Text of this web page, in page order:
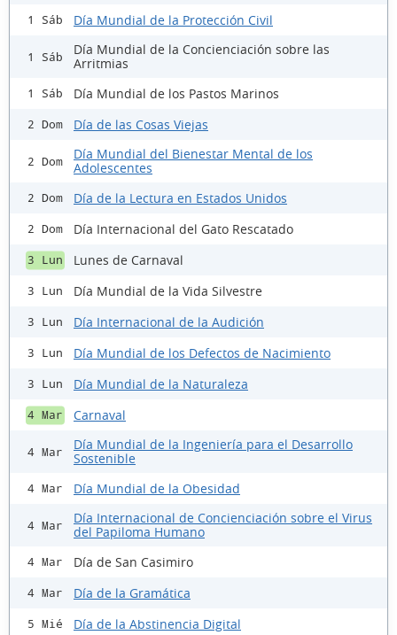
1 Sáb Día Mundial de la Protección Civil
1 Sáb
Día Mundial de la Concienciación sobre las
Arritmias
1 Sáb Día Mundial de los Pastos Marinos
2 Dom Día de las Cosas Viejas
2 Dom
Día Mundial del Bienestar Mental de los
Adolescentes
2 Dom Día de la Lectura en Estados Unidos
2 Dom Día Internacional del Gato Rescatado
3 Lun Lunes de Carnaval
3 Lun Día Mundial de la Vida Silvestre
3 Lun Día Internacional de la Audición
3 Lun Día Mundial de los Defectos de Nacimiento
3 Lun Día Mundial de la Naturaleza
4 Mar Carnaval
4 Mar
Día Mundial de la Ingeniería para el Desarrollo
Sostenible
4 Mar Día Mundial de la Obesidad
4 Mar
Día Internacional de Concienciación sobre el Virus
del Papiloma Humano
4 Mar Día de San Casimiro
4 Mar Día de la Gramática
5 Mié Día de la Abstinencia Digital